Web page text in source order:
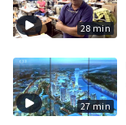
28 min
27 min